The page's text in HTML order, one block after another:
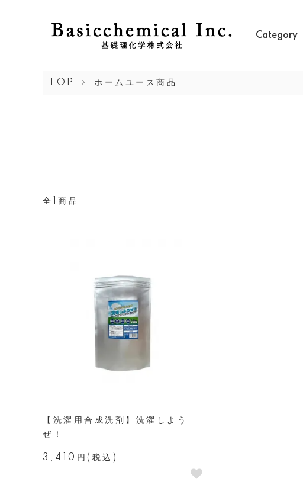
Category
TOP ホームユース商品
全1商品
【洗濯用合成洗剤】洗濯しよう
ぜ！
3,410円(税込)